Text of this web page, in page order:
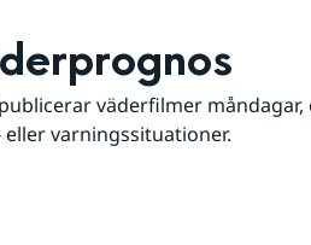
väderfilmer
eller varningssituationer.